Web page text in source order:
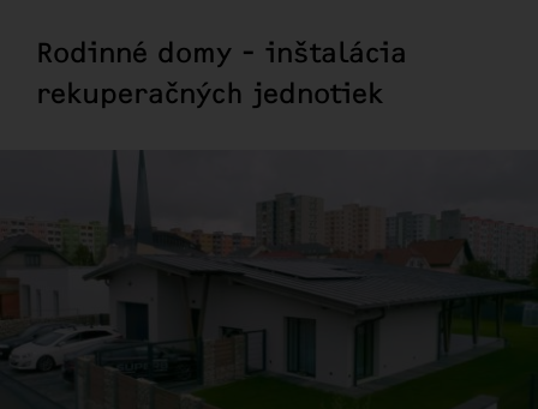
Rodinné domy - inštalácia
rekuperačných jednotiek